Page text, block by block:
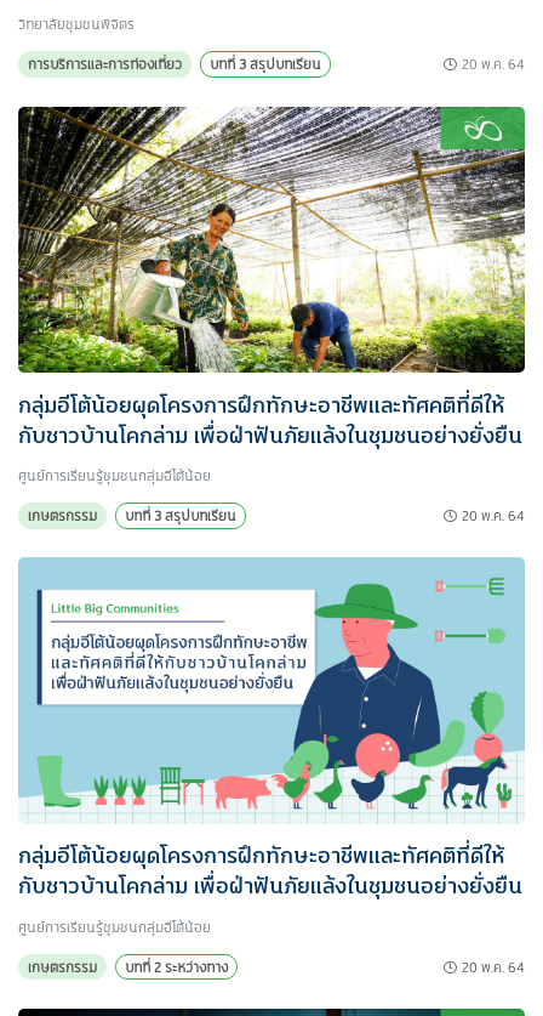
วิทยาลัยชุมชนพิจิตร
การบริการและการท่องเที่ยว
บทที่ 3 สรุปบทเรียน 20 พ.ค. 64
กลุ่มอีโต้น้อยผุดโครงการฝึกทักษะอาชีพและทัศคติที่ดีให้
กับชาวบ้านโคกล่าม เพื่อฝ่าฟันภัยแล้งในชุมชนอย่างยั่งยืน
ศูนย์การเรียนรู้ชุมชนกลุ่มอีโต้น้อย
เกษตรกรรม
บทที่ 3 สรุปบทเรียน 20 พ.ค. 64
กลุ่มอีโต้น้อยผุดโครงการฝึกทักษะอาชีพและทัศคติที่ดีให้
กับชาวบ้านโคกล่าม เพื่อฝ่าฟันภัยแล้งในชุมชนอย่างยั่งยืน
ศูนย์การเรียนรู้ชุมชนกลุ่มอีโต้น้อย
เกษตรกรรม
บทที่ 2 ระหว่างทาง 20 พ.ค. 64